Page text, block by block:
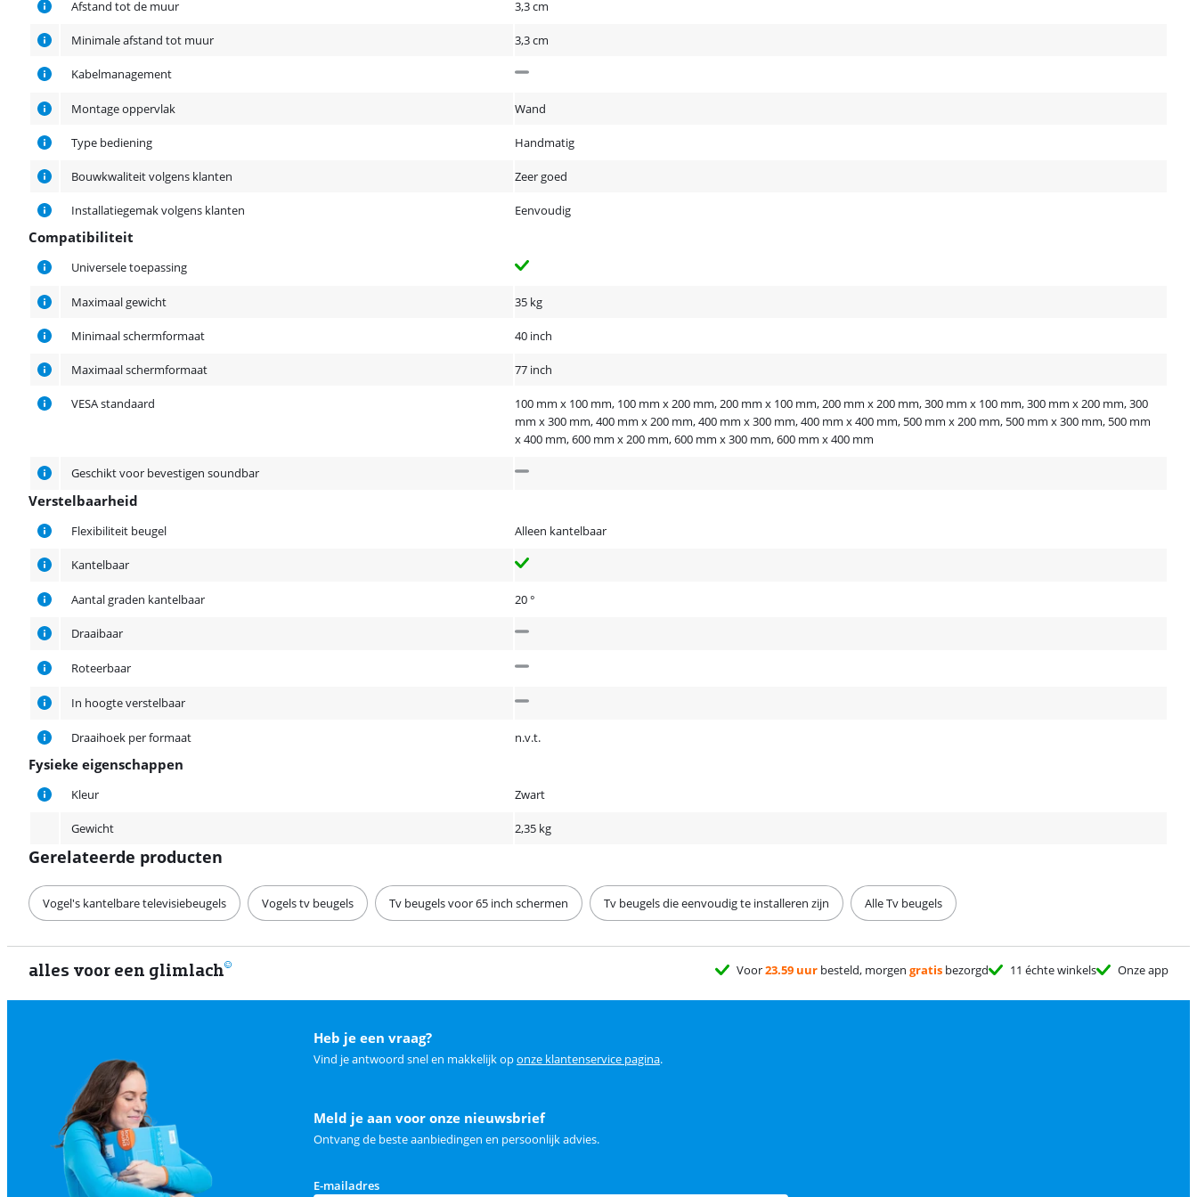
Afstand tot de muur 3,3 cm
Minimale afstand tot muur 3,3 cm
Kabelmanagement
Montage oppervlak Wand
Type bediening Handmatig
Bouwkwaliteit volgens klanten Zeer goed
Installatiegemak volgens klanten Eenvoudig
Compatibiliteit
Compatibiliteit
Universele toepassing
Maximaal gewicht 35 kg
Minimaal schermformaat 40 inch
Maximaal schermformaat 77 inch
VESA standaard
100 mm x 100 mm, 100 mm x 200 mm, 200 mm x 100 mm, 200 mm x 200 mm, 300 mm x 100 mm, 300 mm x 200 mm, 300
mm x 300 mm, 400 mm x 200 mm, 400 mm x 300 mm, 400 mm x 400 mm, 500 mm x 200 mm, 500 mm x 300 mm, 500 mm
x 400 mm, 600 mm x 200 mm, 600 mm x 300 mm, 600 mm x 400 mm
Geschikt voor bevestigen soundbar
Verstelbaarheid
Verstelbaarheid
Flexibiliteit beugel Alleen kantelbaar
Kantelbaar
Aantal graden kantelbaar 20 °
Draaibaar
Roteerbaar
In hoogte verstelbaar
Draaihoek per formaat n.v.t.
Fysieke eigenschappen
Fysieke eigenschappen
Kleur Zwart
Gewicht 2,35 kg
Gerelateerde producten
Vogel's kantelbare televisiebeugels Vogels tv beugels Tv beugels voor 65 inch schermen Tv beugels die eenvoudig te installeren zijn Alle Tv beugels
alles voor een glimlach Voor23.59 uur besteld, morgen gratis bezorgd 11 échte winkels Onze app
Heb je een vraag?
Vind je antwoord snel en makkelijk oponze klantenservice pagina.
Meld je aan voor onze nieuwsbrief
Ontvang de beste aanbiedingen en persoonlijk advies.
E-mailadres